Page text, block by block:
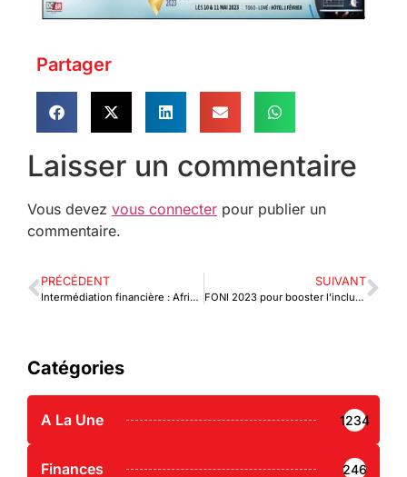
Partager
Laisser un commentaire
Vous devez vous connecter pour publier un
commentaire.
PRÉCÉDENT
Intermédiation financière : Afrik Créances ouvre ses portes à Lomé
SUIVANT
FONI 2023 pour booster l’inclusion financière
Catégories
A La Une 1234
Finances 246